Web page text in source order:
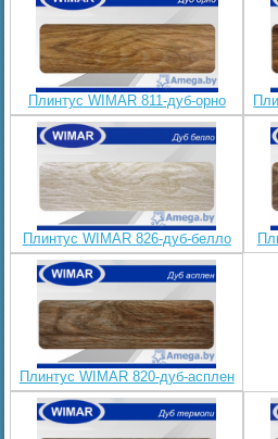
Плинтус WIMAR 811-дуб-орно
Плинтус WIMAR 826-дуб-белло
Плинтус WIMAR 820-дуб-асплен